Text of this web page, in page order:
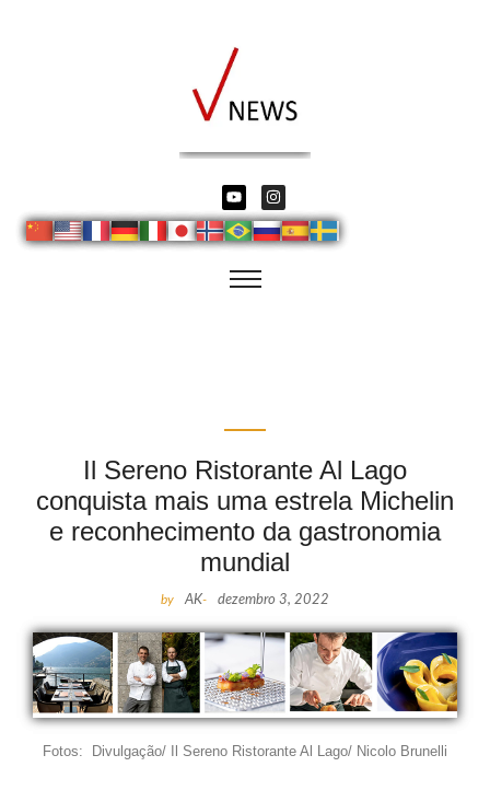
Il Sereno Ristorante Al Lago
conquista mais uma estrela Michelin
e reconhecimento da gastronomia
mundial
by AK- dezembro 3, 2022
Fotos: Divulgação/ Il Sereno Ristorante Al Lago/ Nicolo Brunelli